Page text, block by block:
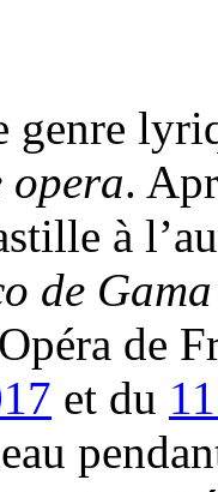
genre
opera.
à
de Gama
de
et du